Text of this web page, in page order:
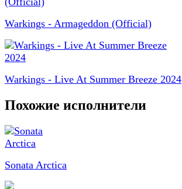
Warkings - Armageddon (Official)
Warkings - Live At Summer Breeze 2024
Похожие исполнители
Sonata Arctica